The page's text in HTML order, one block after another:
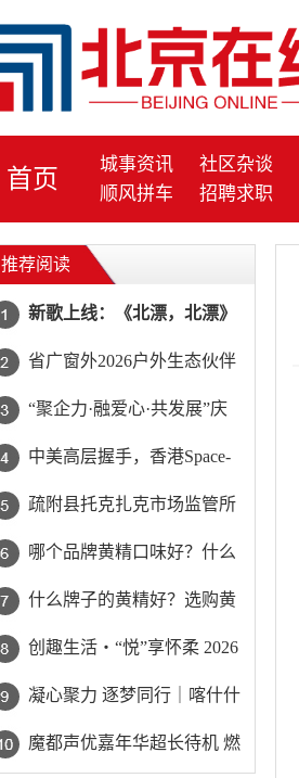
首页
城事资讯 社区杂谈
顺风拼车
招聘求职
推荐阅读
新歌上线：《北漂，北漂》
，北漂人的灵魂之歌
省广窗外2026户外生态伙伴
大会圆满举行，共筑户外广
告新生态
“聚企力·融爱心·共发展”庆
祝第36个全国助残日
中美高层握手，香港Space-
CNX如何抢占万亿蓝海？
疏附县托克扎克市场监管所
开展“三无”产品宣讲 筑牢市
场安全防护屏障
哪个品牌黄精口味好？什么
牌子黄精适合送礼？送礼黄
精挑选有讲究
什么牌子的黄精好？选购黄
精认准两大凭证，质检齐全
远离硫熏假黄精
创趣生活・“悦”享怀柔 2026
年怀柔区永不落幕的音乐节
精彩启幕
凝心聚力 逐梦同行｜喀什什
世平农业发展（集团）举行
​魔都声优嘉年华超长待机 燃